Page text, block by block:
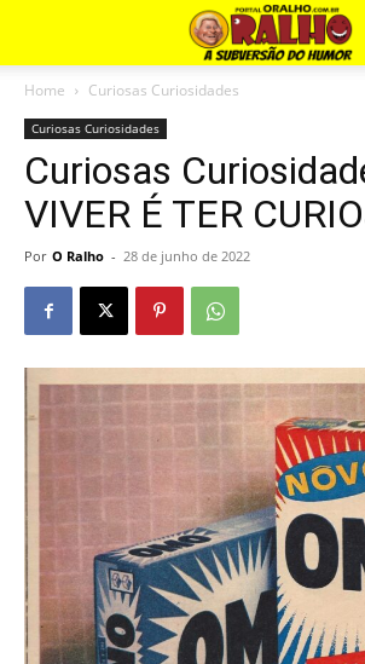
Home Curiosas Curiosidades
Curiosas Curiosidades
Curiosas
VIVER É TER
Por O Ralho - 28 de junho de 2022